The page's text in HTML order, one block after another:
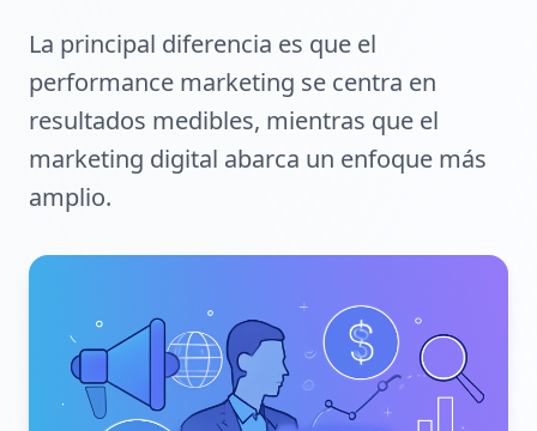
La principal diferencia es que el
performance marketing se centra en
resultados medibles, mientras que el
marketing digital abarca un enfoque más
amplio.